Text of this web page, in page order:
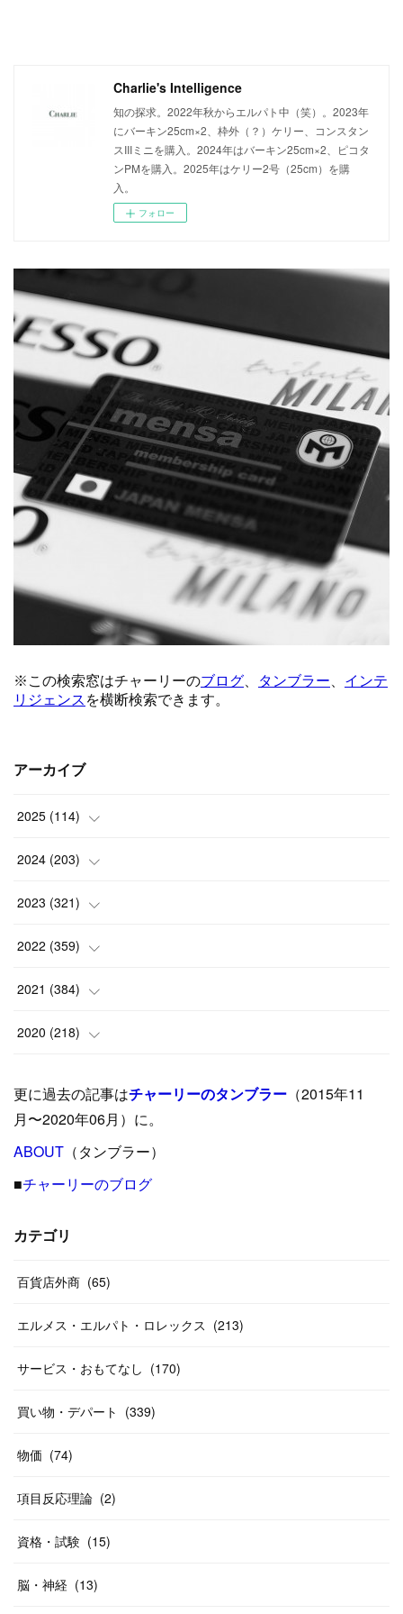
Charlie's Intelligence
知の探求。2022年秋からエルパト中（笑）。2023年
にバーキン25cm×2、枠外（？）ケリー、コンスタン
スIIIミニを購入。2024年はバーキン25cm×2、ピコタ
ンPMを購入。2025年はケリー2号（25cm）を購
入。
フォロー
アーカイブ
2025 (114)
(1)
(8)
(6)
(9 )
( 5 )
( 15
(24)
(8 )
(17
(12)
2024 (203)
(24)
(10)
(18)
(17)
)
(12)
19)
(13
(14)
2023 (321)
(25)
(17)
(35)
(33 )
(26)
27)
(29
(24)
(26
2022 (359)
(42)
(37)
(31)
(31)
31
(26
(20)
(14
(46
2021 (384)
(9)
(39)
( 23)
40
(55
(38)
(20
(31
58)
10
2020 (218)
(24)
( 42)
(33
(46)
(20
更に過去の記事はチャーリーのタンブラー （2015年11
月〜2020年06月）に。
ABOUT （タンブラー）
■チャーリーのブログ
カテゴリ
百貨店外商 (65)
エルメス・エルパト・ロレックス (213)
サービス・おもてなし (170)
買い物・デパート (339)
物価 (74)
項目反応理論 (2)
資格・試験 (15)
脳・神経 (13)